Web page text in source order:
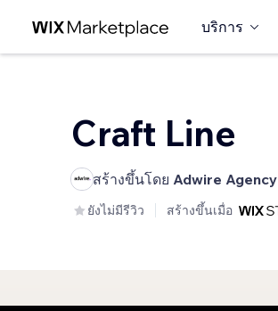
บริการ
Craft Line
สร้างขึ้นโดย Adwire Agency
ยังไม่มีรีวิว สร้างขึ้นเมื่อ